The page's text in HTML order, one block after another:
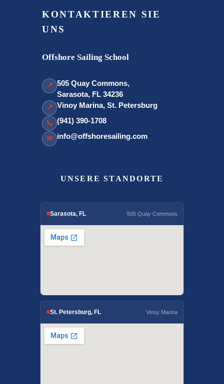
KONTAKTIEREN SIE
UNS
Offshore Sailing School
📍 505 Quay Commons,
Sarasota, FL 34236
📍 Vinoy Marina, St. Petersburg
📞 (941) 390-1708
✉ info@offshoresailing.com
UNSERE STANDORTE
Sarasota, FL 505 Quay Commons
St. Petersburg, FL Vinoy Marina